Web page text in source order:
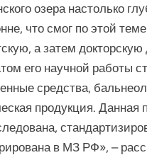
озера настолько
что смог по этой
а затем
его научной работы
средства,
продукция. Данная
в МЗ РФ», –